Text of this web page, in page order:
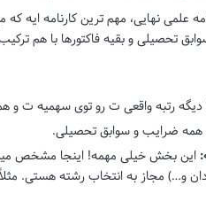
علمی نهایی، مهم ترین کارنامه
سوابق تحصیلی و بقیه فاکتورها با
دیگه رتبه واقعی ت رو توی سهمیه ت
همه ضرایب و سوابق تحصیلی.
این بخش خیلی مهمه! اینجا مشخص
و…) مجاز به انتخاب رشته هستی.